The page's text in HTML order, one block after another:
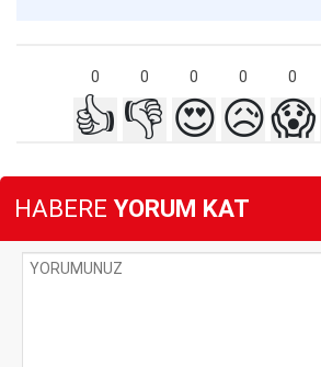
0 0 0 0 0
👍 👎 😍😥😱
HABERE YORUM KAT